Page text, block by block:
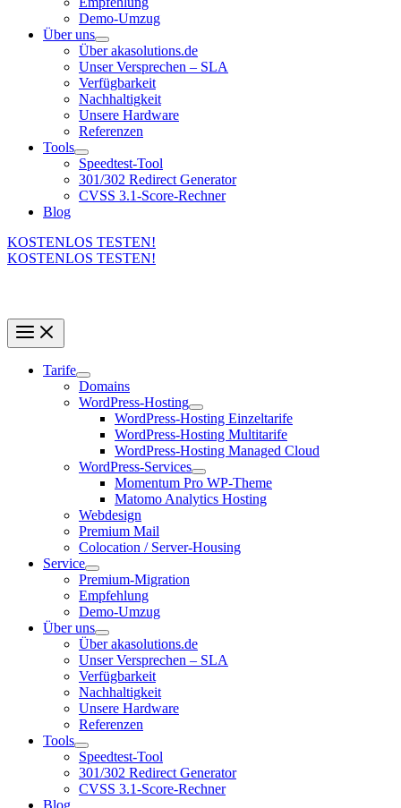
Demo-Umzug
Über uns
Über akasolutions.de
Unser Versprechen – SLA
Verfügbarkeit
Nachhaltigkeit
Unsere Hardware
Referenzen
Tools
Speedtest-Tool
301/302 Redirect Generator
CVSS 3.1-Score-Rechner
Blog
KOSTENLOS TESTEN!
KOSTENLOS TESTEN!
Tarife
Domains
WordPress-Hosting
WordPress-Hosting Einzeltarife
WordPress-Hosting Multitarife
WordPress-Hosting Managed Cloud
WordPress-Services
Momentum Pro WP-Theme
Matomo Analytics Hosting
Webdesign
Premium Mail
Colocation / Server-Housing
Service
Premium-Migration
Empfehlung
Demo-Umzug
Über uns
Über akasolutions.de
Unser Versprechen – SLA
Verfügbarkeit
Nachhaltigkeit
Unsere Hardware
Referenzen
Tools
Speedtest-Tool
301/302 Redirect Generator
CVSS 3.1-Score-Rechner
Blog